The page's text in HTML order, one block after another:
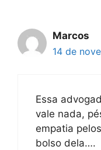
Marcos
14 de
Essa
vale nada,
empatia
bolso dela….